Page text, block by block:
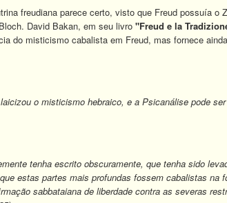
freudiana parece certo, visto que Freud possuía
David Bakan, em seu livro "Freud e la
do misticismo cabalista em Freud, mas fornece
o misticismo hebraico, e a Psicanálise pode
tenha escrito obscuramente, que tenha sido
estas partes mais profundas fossem cabalistas na
sabbataiana de liberdade contra as severas